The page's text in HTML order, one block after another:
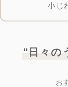
小じ
“ 日々の
お